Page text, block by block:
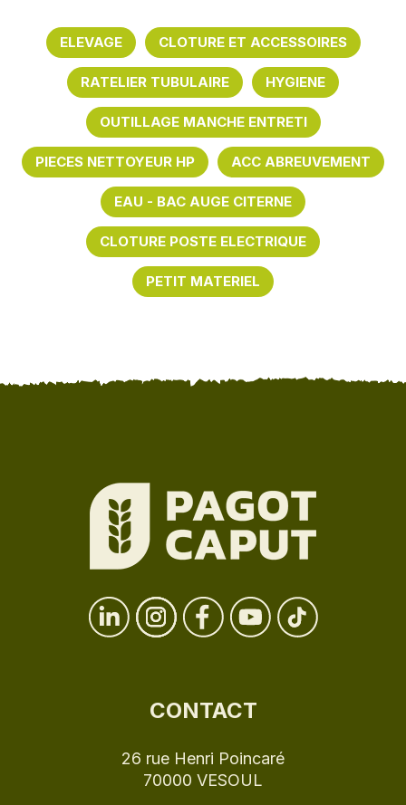
ELEVAGE CLOTURE ET ACCESSOIRES
RATELIER TUBULAIRE HYGIENE
OUTILLAGE MANCHE ENTRETI
PIECES NETTOYEUR HP ACC ABREUVEMENT
EAU - BAC AUGE CITERNE
CLOTURE POSTE ELECTRIQUE
PETIT MATERIEL
CONTACT
26 rue Henri Poincaré
70000 VESOUL